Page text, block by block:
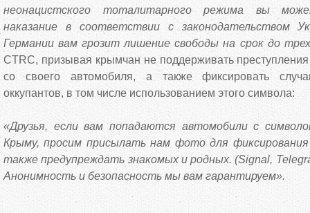
неонацистского тоталитарного режима вы
наказание в соответствии с законодательством
Германии вам грозит лишение свободы на срок до
CTRC, призывая крымчан не поддерживать
со своего автомобиля, а также фиксировать
оккупантов, в том числе использованием этого символа:
«Друзья, если вам попадаются автомобили с
Крыму, просим присылать нам фото для
также предупреждать знакомых и родных. (Signal,
Анонимность и безопасность мы вам гарантируем».